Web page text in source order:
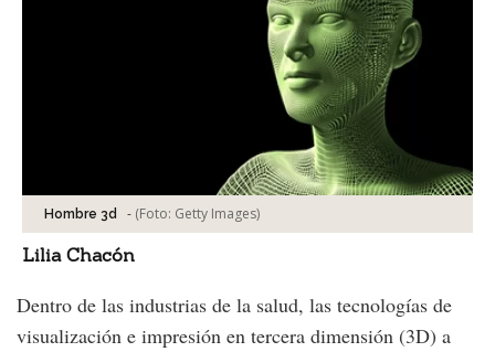
Hombre 3d - (Foto: Getty Images)
Lilia Chacón
Dentro de las industrias de la salud, las tecnologías de
visualización e impresión en tercera dimensión (3D) a